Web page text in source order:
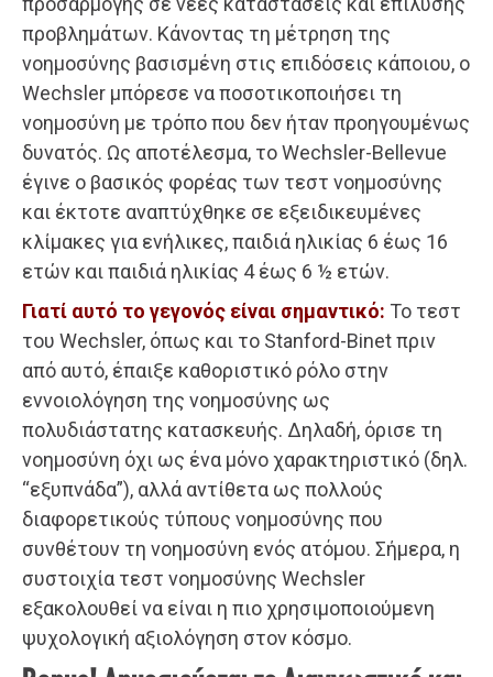
προβλημάτων. Κάνοντας τη μέτρηση της
νοημοσύνης βασισμένη στις επιδόσεις κάποιου, ο
Wechsler μπόρεσε να ποσοτικοποιήσει τη
νοημοσύνη με τρόπο που δεν ήταν προηγουμένως
δυνατός. Ως αποτέλεσμα, το Wechsler-Bellevue
έγινε ο βασικός φορέας των τεστ νοημοσύνης
και έκτοτε αναπτύχθηκε σε εξειδικευμένες
κλίμακες για ενήλικες, παιδιά ηλικίας 6 έως 16
ετών και παιδιά ηλικίας 4 έως 6 ½ ετών.
Γιατί αυτό το γεγονός είναι σημαντικό: Το τεστ
του Wechsler, όπως και το Stanford-Binet πριν
από αυτό, έπαιξε καθοριστικό ρόλο στην
εννοιολόγηση της νοημοσύνης ως
πολυδιάστατης κατασκευής. Δηλαδή, όρισε τη
νοημοσύνη όχι ως ένα μόνο χαρακτηριστικό (δηλ.
“εξυπνάδα”), αλλά αντίθετα ως πολλούς
διαφορετικούς τύπους νοημοσύνης που
συνθέτουν τη νοημοσύνη ενός ατόμου. Σήμερα, η
συστοιχία τεστ νοημοσύνης Wechsler
εξακολουθεί να είναι η πιο χρησιμοποιούμενη
ψυχολογική αξιολόγηση στον κόσμο.